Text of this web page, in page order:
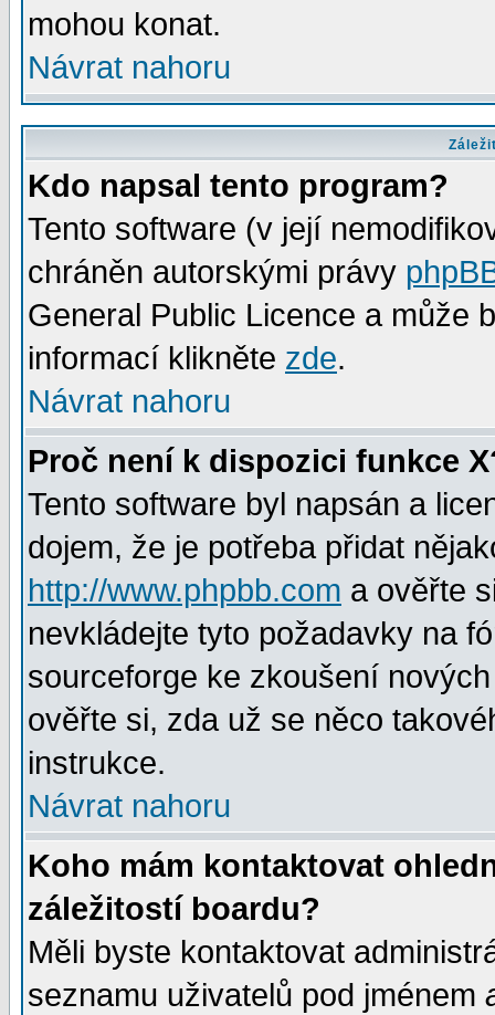
mohou konat.
Návrat nahoru
Kdo napsal tento program?
Tento software (v její
chráněn autorskými právy
General Public Licence a může
informací klikněte zde.
Návrat nahoru
Proč není k dispozici funkce
Tento software byl napsán a
dojem, že je potřeba přidat
http://www.phpbb.com a ověřte
nevkládejte tyto požadavky na
sourceforge ke zkoušení
ověřte si, zda už se něco
instrukce.
Návrat nahoru
Koho mám kontaktovat
záležitostí boardu?
Měli byste kontaktovat
seznamu uživatelů pod jménem